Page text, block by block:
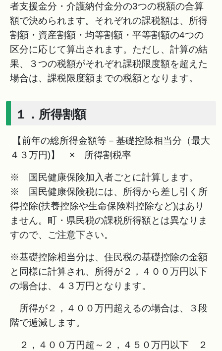
者支援金分・介護納付金分の3つの税額の合算
額で決められます。それぞれの課税額は、所得
割額・資産割額・均等割額・平等割額の4つの
区分に応じて算出されます。ただし、計算の結
果、３つの税額がそれぞれ課税限度額を超えた
場合は、課税限度額までの税額となります。
１．所得割額
【前年の総所得金額等－基礎控除相当分（最大
４３万円)】 × 所得割税率
※ 国民健康保険加入者ごとに計算します。
※ 国民健康保険税には、所得から差し引く所
得控除(扶養控除や生命保険料控除など)はあり
ません。町・県民税の課税所得額とは異なりま
すので、ご注意下さい。
※基礎控除相当分は、住民税の基礎控除の金額
と同様に計算され、所得が２，４００万円以下
の場合は、４３万円となります。
所得が２，４００万円超えるの場合は、３段
階で逓減します。
２，４００万円超～２，４５０万円以下 ２